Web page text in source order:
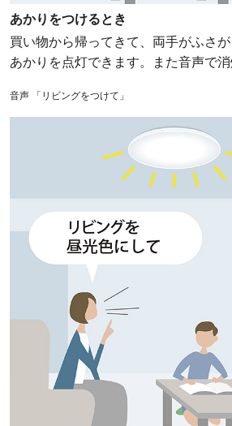
あかりをつけるとき
買い物から帰ってきて、両手がふさ
あかりを点灯できます。また音声で消
音声 「リビングをつけて」